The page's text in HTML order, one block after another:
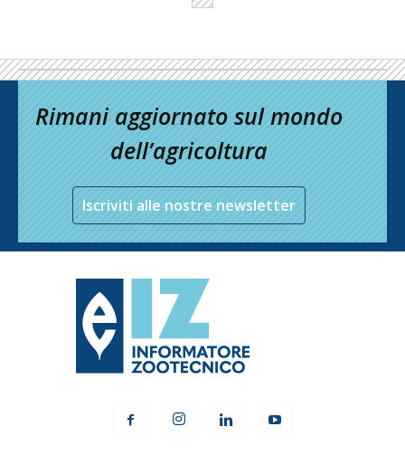
Rimani aggiornato sul mondo
dell’agricoltura
Iscriviti alle nostre newsletter